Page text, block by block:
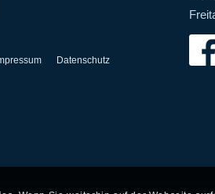
Datenschutz